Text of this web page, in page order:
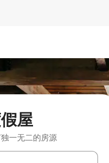
屋
一无二的房源